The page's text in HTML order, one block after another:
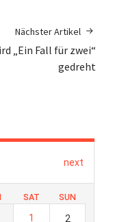
Nächster Artikel
„Ein Fall für zwei“
gedreht